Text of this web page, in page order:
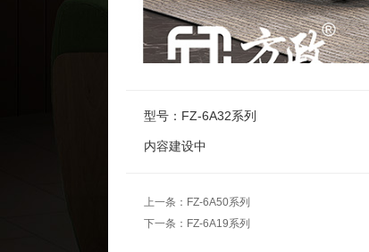
型号：FZ-6A32系列
内容建设中
上一条： FZ-6A50系列
下一条： FZ-6A19系列